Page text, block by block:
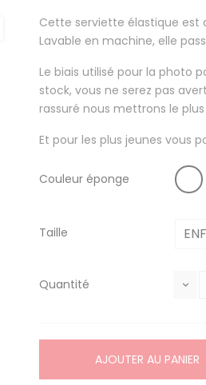
Cette serviette élastique est
Lavable en machine, elle
Le biais utilisé pour la photo
stock, vous ne serez pas
rassuré nous mettrons le
Et pour les plus jeunes vous
Couleur éponge
Taille
Quantité
AJOUTER AU PANIER